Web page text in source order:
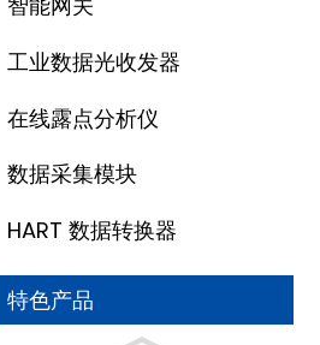
工业数据光收发器
在线露点分析仪
数据采集​​模块
HART 数据转换器
特色产品